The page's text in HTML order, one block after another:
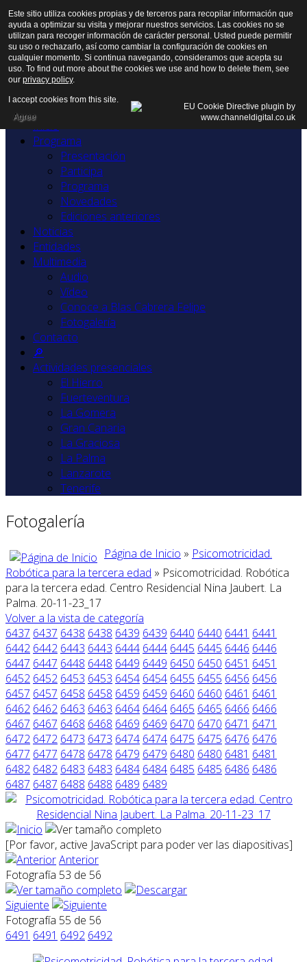
Inicio
Programa
Presentación
Participa
Programa
Novedades
Ediciones anteriores
Noticias
Entidades
Multimedia
Audio
Vídeo
Conoce a Blas Cabrera Felipe
Fotogalería
Contacto
🔎
Actividades presenciales
El Hierro
Fuerteventura
La Gomera
Gran Canaria
La Graciosa
La Palma
Lanzarote
Tenerife
Fotogalería
Página de Inicio » Psicomotricidad.
Robótica para la tercera edad » Psicomotricidad. Robótica
para la tercera edad. Centro Residencial Nina Jaubert. La
Palma. 20-11-23_17
Volver a la vista de categoría
6437 6437 6438 6438 6439 6439 6440 6440 6441 6441
6442 6442 6443 6443 6444 6444 6445 6445 6446 6446
6447 6447 6448 6448 6449 6449 6450 6450 6451 6451
6452 6452 6453 6453 6454 6454 6455 6455 6456 6456
6457 6457 6458 6458 6459 6459 6460 6460 6461 6461
6462 6462 6463 6463 6464 6464 6465 6465 6466 6466
6467 6467 6468 6468 6469 6469 6470 6470 6471 6471
6472 6472 6473 6473 6474 6474 6475 6475 6476 6476
6477 6477 6478 6478 6479 6479 6480 6480 6481 6481
6482 6482 6483 6483 6484 6484 6485 6485 6486 6486
6487 6487 6488 6488 6489 6489
[Por favor, active JavaScript para poder ver las diapositivas]
Anterior
Fotografía 53 de 56
Siguiente
Fotografía 55 de 56
6491 6491 6492 6492
Este sitio utiliza cookies propias y de terceros para recopilar información que
ayuda a optimizar su visita y mejorar nuestros servicios. Las cookies no se
utilizan para recoger información de carácter personal. Usted puede permitir
su uso o rechazarlo, así como cambiar la configuración de cookies en
cualquier momento. Si continua navegando, consideramos que acepta su
uso. To find out more about the cookies we use and how to delete them, see
our privacy policy.
I accept cookies from this site.
Agree